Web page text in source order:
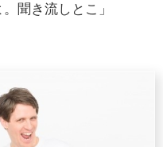
聞き流しとこ」